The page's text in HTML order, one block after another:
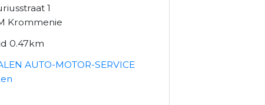
1
Krommenie
0.47km
AUTO-MOTOR-SERVICE